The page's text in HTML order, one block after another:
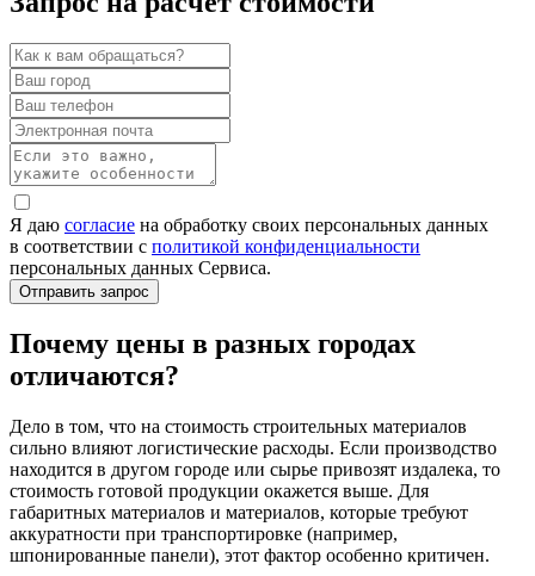
Я даю согласие на обработку своих персональных данных
в соответствии с политикой конфиденциальности
персональных данных Сервиса.
Почему цены в разных городах
отличаются?
Дело в том, что на стоимость строительных материалов
сильно влияют логистические расходы. Если производство
находится в другом городе или сырье привозят издалека, то
стоимость готовой продукции окажется выше. Для
габаритных материалов и материалов, которые требуют
аккуратности при транспортировке (например,
шпонированные панели), этот фактор особенно критичен.